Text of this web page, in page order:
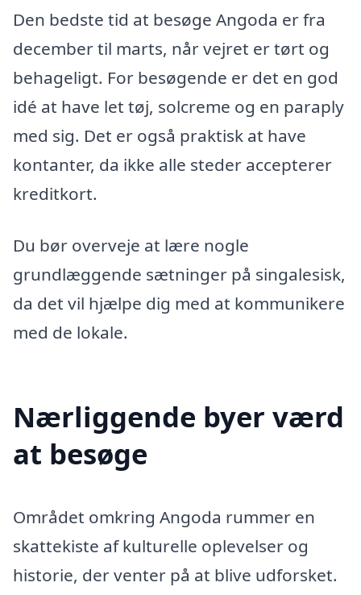
Den bedste tid at besøge Angoda er fra
december til marts, når vejret er tørt og
behageligt. For besøgende er det en god
idé at have let tøj, solcreme og en paraply
med sig. Det er også praktisk at have
kontanter, da ikke alle steder accepterer
kreditkort.
Du bør overveje at lære nogle
grundlæggende sætninger på singalesisk,
da det vil hjælpe dig med at kommunikere
med de lokale.
Nærliggende byer værd
at besøge
Området omkring Angoda rummer en
skattekiste af kulturelle oplevelser og
historie, der venter på at blive udforsket.